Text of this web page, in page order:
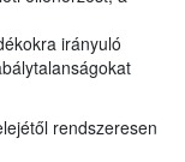
irányuló
rendszeresen